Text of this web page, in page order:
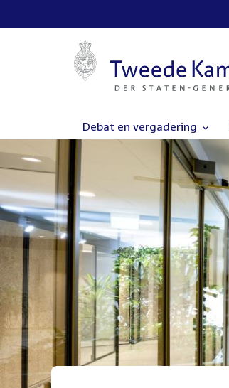
Debat en vergadering